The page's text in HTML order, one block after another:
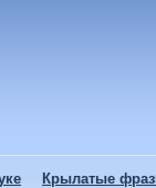
Крылатые